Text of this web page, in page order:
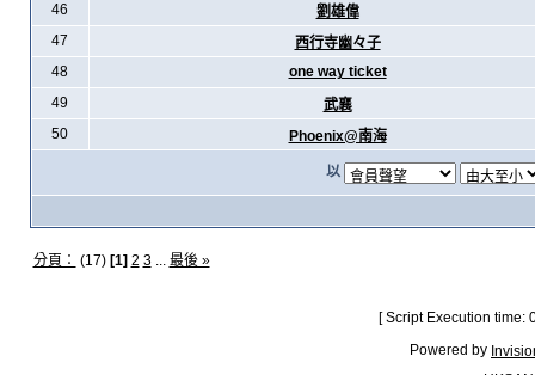
46
劉雄偉
47
西行寺幽々子
48
one way ticket
49
武襄
50
Phoenix@南海
以
分頁： (17) [1] 2 3... 最後 »
[ Script Execution
Powered by